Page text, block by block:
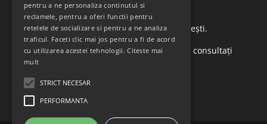
Retur produse
Str. Vasile Mironiuc nr. 3, Sector 1, București.
Pentru detalii suplimentare, vă rugăm să consultați
politica de returnare a produselor
pentru a ne personaliza continutul si
reclamele, pentru a oferi functii pentru
retelele de socializare si pentru a ne analiza
traficul. Faceti clic mai jos pentru a fi de acord
cu utilizarea acestei tehnologii.Citeste mai
mult
STRICT NECESAR
PERFORMANTA